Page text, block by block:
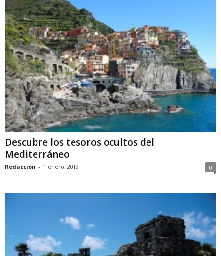
Descubre los tesoros ocultos del
Mediterráneo
Redacción - 1 enero, 2019 0